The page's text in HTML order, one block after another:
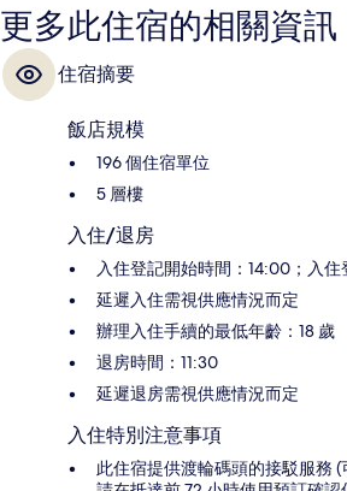
更多此住宿的相關資訊
住宿摘要
飯店規模
196 個住宿單位
5 層樓
入住/退房
入住登記開始時間：14:00；入
延遲入住需視供應情況而定
辦理入住手續的最低年齡：18 歲
退房時間：11:30
延遲退房需視供應情況而定
入住特別注意事項
此住宿提供渡輪碼頭的接駁服務 (